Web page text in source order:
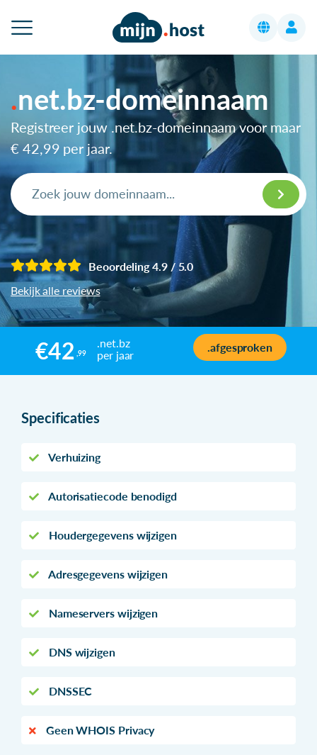
net.bz-domeinnaam
Registreer jouw .net.bz-domeinnaam voor maar
€ 42,99 per jaar.
Beoordeling 4.9 / 5.0
Bekijk alle reviews
€42 ,99
.net.bz
per jaar
.afgesproken
Specificaties
Verhuizing
Autorisatiecode benodigd
Houdergegevens wijzigen
Adresgegevens wijzigen
Nameservers wijzigen
DNS wijzigen
DNSSEC
Geen WHOIS Privacy